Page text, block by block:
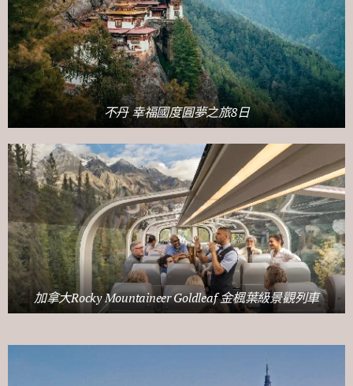
不丹 幸福國度圓夢之旅8日
加拿大Rocky Mountaineer Goldleaf 金楓葉級景觀列車